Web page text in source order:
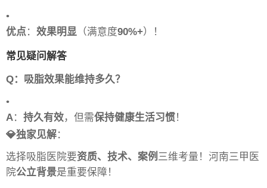
•
优点 ： 效果明显 （满意度90%+）！
常见疑问解答
Q：吸脂效果能维持多久？
•
A： 持久有效，但需保持健康生活习惯！
💎独家见解：
选择吸脂医院要资质、技术、案例三维考量！河南三甲医
院公立背景是重要保障！